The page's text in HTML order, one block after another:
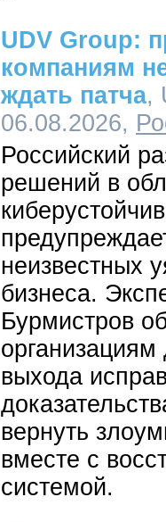
UDV Group:
компаниям
ждать патча,
06.08.2026,
Российский
решений в
неизвестных
бизнеса.
Бурмистров
организациям
выхода
вернуть
вместе с
системой.